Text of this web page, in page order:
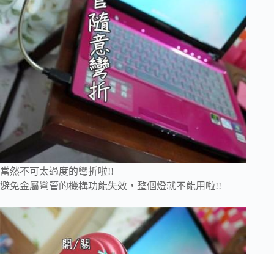
當然不可太過度的彎折啦!!
避免金屬彎管的機構功能失效，整個燈就不能用啦!!